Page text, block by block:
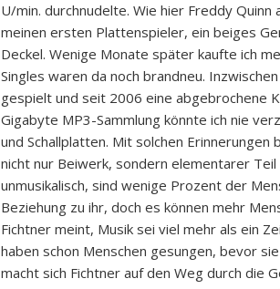
U/min. durchnudelte. Wie hier Freddy
meinen ersten Plattenspieler, ein beiges
Deckel. Wenige Monate später kaufte ich
Singles waren da noch brandneu.
gespielt und seit 2006 eine abgebrochene
Gigabyte MP3-Sammlung könnte ich nie
und Schallplatten. Mit solchen Erinnerungen
nicht nur Beiwerk, sondern elementarer Teil
unmusikalisch, sind wenige Prozent der
Beziehung zu ihr, doch es können mehr
Fichtner meint, Musik sei viel mehr als ein
haben schon Menschen gesungen, bevor
macht sich Fichtner auf den Weg durch die